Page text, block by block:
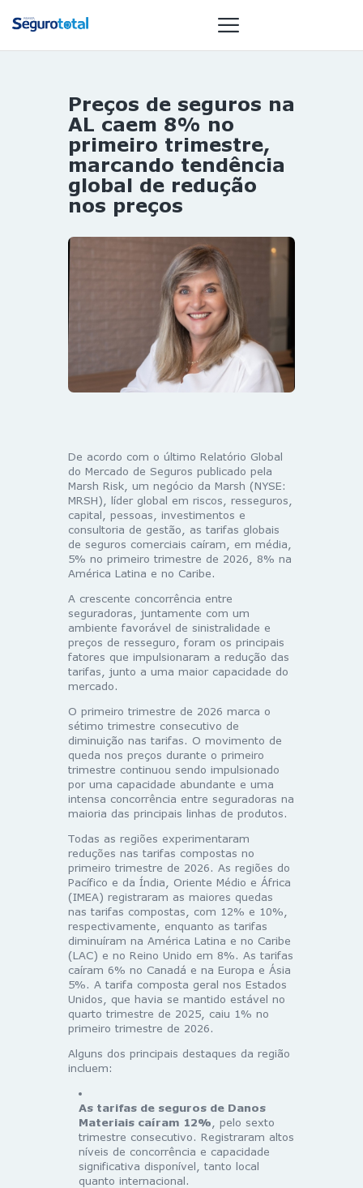
NOTÍCIAS
REVISTA
ESPECIAIS
GAIVOTA DE
OURO
ST SUMMIT
MULHERES
GESTORAS
HOMEST
Preços de seguros na
AL caem 8% no
primeiro trimestre,
marcando tendência
global de redução
nos preços
De acordo com o último Relatório Global
do Mercado de Seguros publicado pela
Marsh Risk, um negócio da Marsh (NYSE:
MRSH), líder global em riscos, resseguros,
capital, pessoas, investimentos e
consultoria de gestão, as tarifas globais
de seguros comerciais caíram, em média,
5% no primeiro trimestre de 2026, 8% na
América Latina e no Caribe.
A crescente concorrência entre
seguradoras, juntamente com um
ambiente favorável de sinistralidade e
preços de resseguro, foram os principais
fatores que impulsionaram a redução das
tarifas, junto a uma maior capacidade do
mercado.
O primeiro trimestre de 2026 marca o
sétimo trimestre consecutivo de
diminuição nas tarifas. O movimento de
queda nos preços durante o primeiro
trimestre continuou sendo impulsionado
por uma capacidade abundante e uma
intensa concorrência entre seguradoras na
maioria das principais linhas de produtos.
Todas as regiões experimentaram
reduções nas tarifas compostas no
primeiro trimestre de 2026. As regiões do
Pacífico e da Índia, Oriente Médio e África
(IMEA) registraram as maiores quedas
nas tarifas compostas, com 12% e 10%,
respectivamente, enquanto as tarifas
diminuíram na América Latina e no Caribe
(LAC) e no Reino Unido em 8%. As tarifas
caíram 6% no Canadá e na Europa e Ásia
5%. A tarifa composta geral nos Estados
Unidos, que havia se mantido estável no
quarto trimestre de 2025, caiu 1% no
primeiro trimestre de 2026.
Alguns dos principais destaques da região
incluem:
As tarifas de seguros de Danos
Materiais caíram 12% , pelo sexto
trimestre consecutivo. Registraram altos
níveis de concorrência e capacidade
significativa disponível, tanto local
quanto internacional.